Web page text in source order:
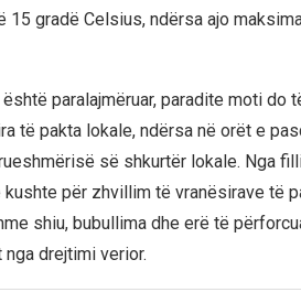
15 gradë Celsius, ndërsa ajo
paralajmëruar, paradite moti
të pakta lokale, ndërsa në orët e
së shkurtër lokale. Nga
për zhvillim të vranësirave të
shiu, bubullima dhe erë të
drejtimi verior.